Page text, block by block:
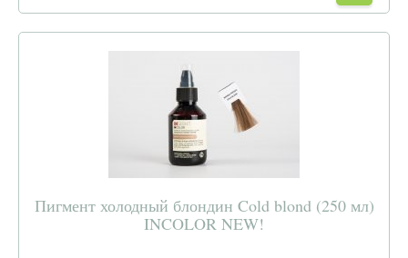
Пигмент холодный блондин Cold blond (250 мл)
INCOLOR NEW!